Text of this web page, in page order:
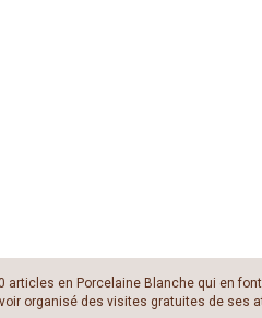
articles en Porcelaine Blanche qui en
organisé des visites gratuites de ses